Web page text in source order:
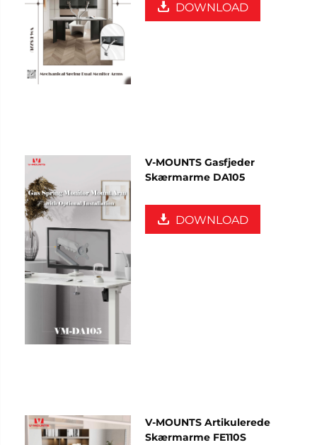
DOWNLOAD
V-MOUNTS Gasfjeder
Skærmarme DA105
DOWNLOAD
V-MOUNTS Artikulerede
Skærmarme FE110S